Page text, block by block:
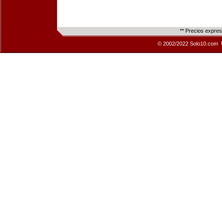
** Precios
© 2002/2022 Solo10.com